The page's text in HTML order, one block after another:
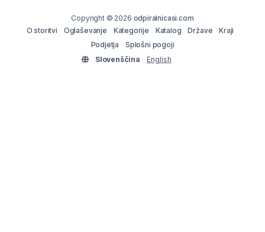
Copyright © 2026 odpiralnicasi.com
O storitvi
Oglaševanje Kategorije Katalog Države
Kraji
Podjetja
Splošni pogoji
Slovenščina
English